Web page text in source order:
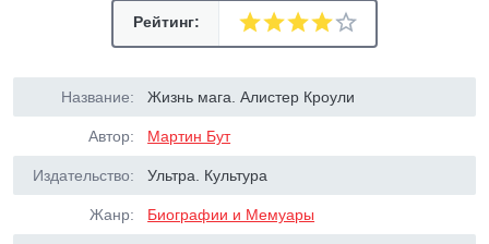
Рейтинг:
Название: Жизнь мага. Алистер Кроули
Автор: Мартин Бут
Издательство: Ультра. Культура
Жанр: Биографии и Мемуары